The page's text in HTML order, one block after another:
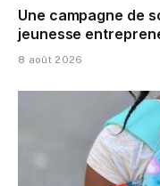
Une campagne de
jeunesse
8 août 2026